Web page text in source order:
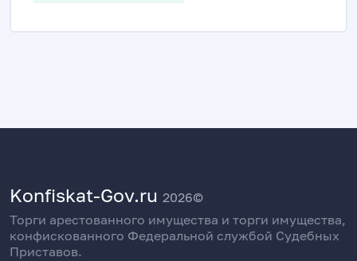
Konfiskat-Gov.ru 2026©
Торги арестованного имущества и торги имущества,
конфискованного Федеральной службой Судебных
Приставов.